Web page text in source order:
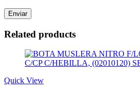
Related products
Quick View